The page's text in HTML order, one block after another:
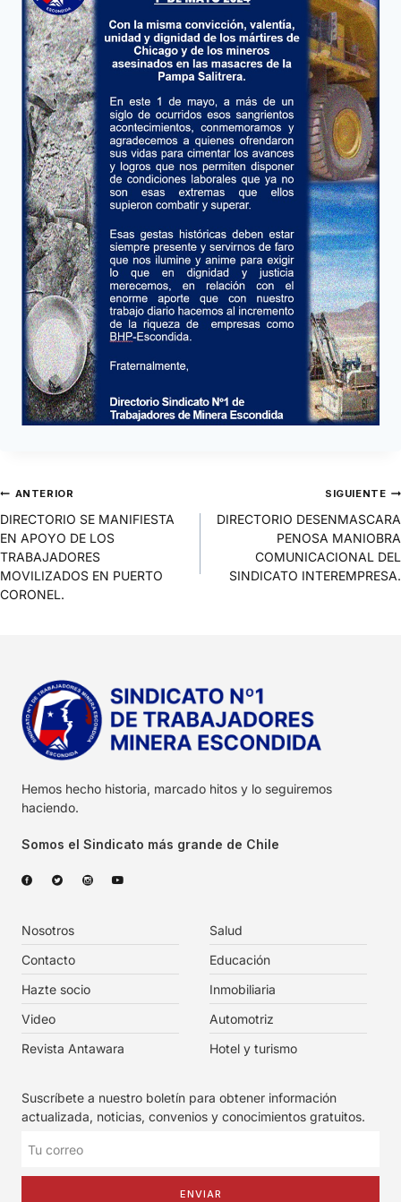
ANTERIOR
DIRECTORIO SE MANIFIESTA
EN APOYO DE LOS
TRABAJADORES
MOVILIZADOS EN PUERTO
CORONEL.
SIGUIENTE
DIRECTORIO DESENMASCARA
PENOSA MANIOBRA
COMUNICACIONAL DEL
SINDICATO INTEREMPRESA.
Hemos hecho historia, marcado hitos y lo seguiremos
haciendo.
Somos el Sindicato más grande de Chile
Nosotros
Contacto
Hazte socio
Video
Revista Antawara
Salud
Educación
Inmobiliaria
Automotriz
Hotel y turismo
Suscríbete a nuestro boletín para obtener información
actualizada, noticias, convenios y conocimientos gratuitos.
ENVIAR